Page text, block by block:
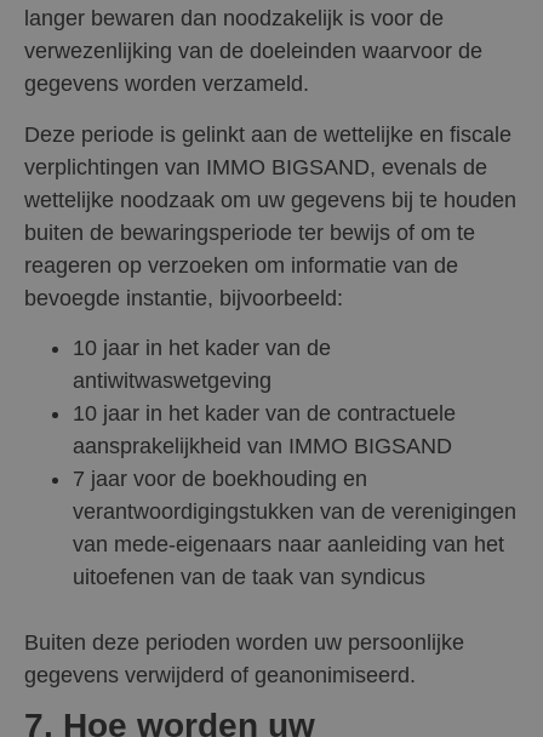
langer bewaren dan noodzakelijk is voor de
verwezenlijking van de doeleinden waarvoor de
gegevens worden verzameld.
Deze periode is gelinkt aan de wettelijke en fiscale
verplichtingen van IMMO BIGSAND, evenals de
wettelijke noodzaak om uw gegevens bij te houden
buiten de bewaringsperiode ter bewijs of om te
reageren op verzoeken om informatie van de
bevoegde instantie, bijvoorbeeld:
10 jaar in het kader van de
antiwitwaswetgeving
10 jaar in het kader van de contractuele
aansprakelijkheid van IMMO BIGSAND
7 jaar voor de boekhouding en
verantwoordigingstukken van de verenigingen
van mede-eigenaars naar aanleiding van het
uitoefenen van de taak van syndicus
Buiten deze perioden worden uw persoonlijke
gegevens verwijderd of geanonimiseerd.
7. Hoe worden uw